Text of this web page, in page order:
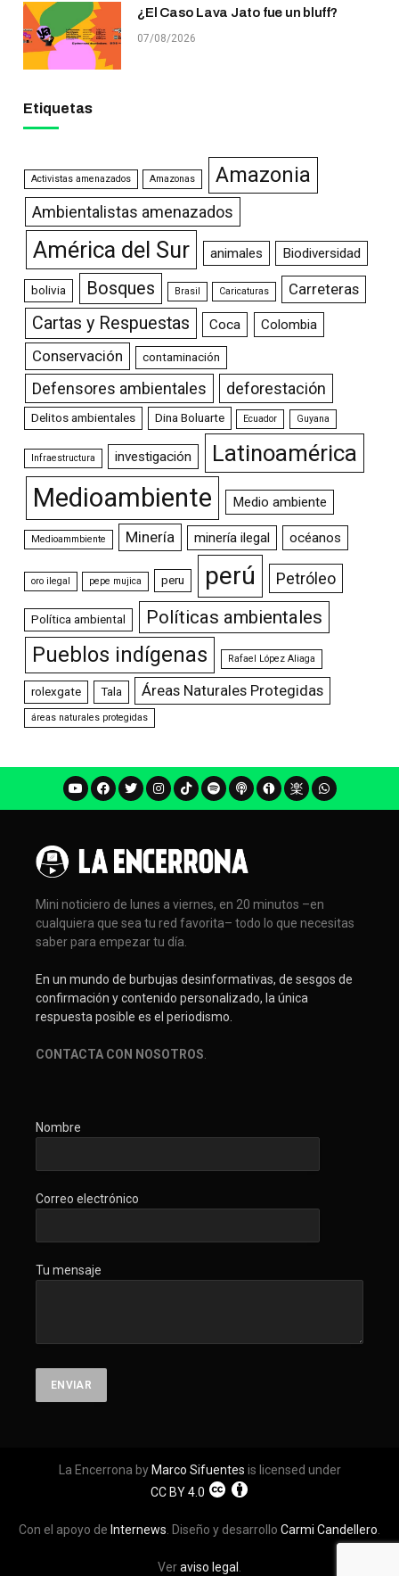
¿El Caso Lava Jato fue un bluff?
07/08/2026
Etiquetas
Activistas amenazados Amazonas Amazonia
Ambientalistas amenazados
América del Sur animales Biodiversidad
bolivia Bosques Brasil Caricaturas Carreteras
Cartas y Respuestas Coca Colombia
Conservación contaminación
Defensores ambientales deforestación
Delitos ambientales Dina Boluarte Ecuador Guyana
Infraestructura investigación Latinoamérica
Medioambiente Medio ambiente
Medioammbiente Minería minería ilegal océanos
oro ilegal pepe mujica peru perú Petróleo
Política ambiental Políticas ambientales
Pueblos indígenas Rafael López Aliaga
rolexgate Tala Áreas Naturales Protegidas
áreas naturales protegidas
Mini noticiero de lunes a viernes, en 20 minutos –en
cualquiera que sea tu red favorita– todo lo que necesitas
saber para empezar tu día.
En un mundo de burbujas desinformativas, de sesgos de
confirmación y contenido personalizado, la única
respuesta posible es el periodismo.
CONTACTA CON NOSOTROS
Nombre
Correo electrónico
Tu mensaje
La Encerrona by Marco Sifuentes is licensed under
CC BY 4.0
Con el apoyo de Internews . Diseño y desarrollo Carmi Candellero
Veraviso legal